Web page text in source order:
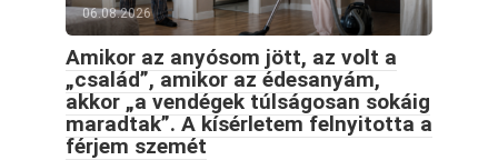
06.08.2026
Amikor az anyósom jött, az volt a
„család”, amikor az édesanyám,
akkor „a vendégek túlságosan sokáig
maradtak”. A kísérletem felnyitotta a
férjem szemét